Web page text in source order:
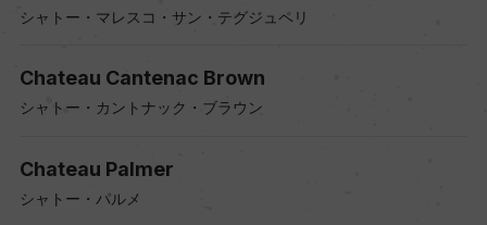
シャトー・マレスコ・サン・テグジュペリ
Chateau Cantenac Brown
シャトー・カントナック・ブラウン
Chateau Palmer
シャトー・パルメ